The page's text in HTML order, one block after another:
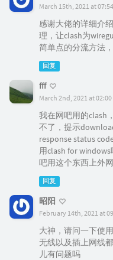
March 15th, 2021 at
感谢大佬的详细介
理，让clash为
简单点的分流方法，
回复
fff
March 2nd, 2021 at
我在网吧用的clash
不了，提示
response status
用clash for
吧用这个东西上外
回复
昭阳
February 14th, 2021 at
大神，请问一下使
无线以及插上网线
儿有问题吗